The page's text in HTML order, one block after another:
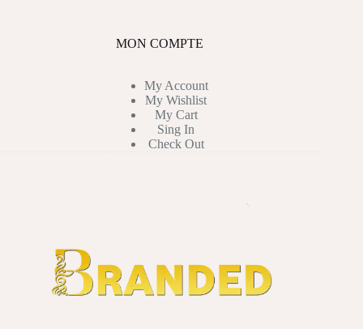
MON COMPTE
My Account
My Wishlist
My Cart
Sing In
Check Out